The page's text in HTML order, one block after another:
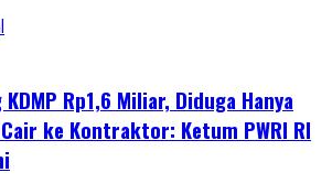
Rp1,6 Miliar, Diduga Hanya
ke Kontraktor: Ketum PWRI RI